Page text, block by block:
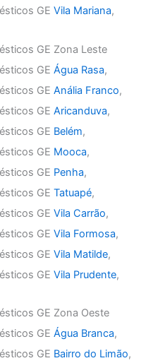
GEVila Mariana,
GE Zona Leste
GEÁgua Rasa,
GEAnália Franco,
GEAricanduva,
GE Belém,
GE Mooca,
GE Penha,
GETatuapé,
GEVila Carrão,
GEVila Formosa,
GEVila Matilde,
GEVila Prudente,
GE Zona Oeste
GEÁgua Branca,
GE Bairro do Limão,